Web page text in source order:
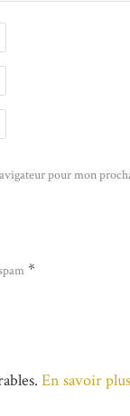
pour mon
*
En savoir